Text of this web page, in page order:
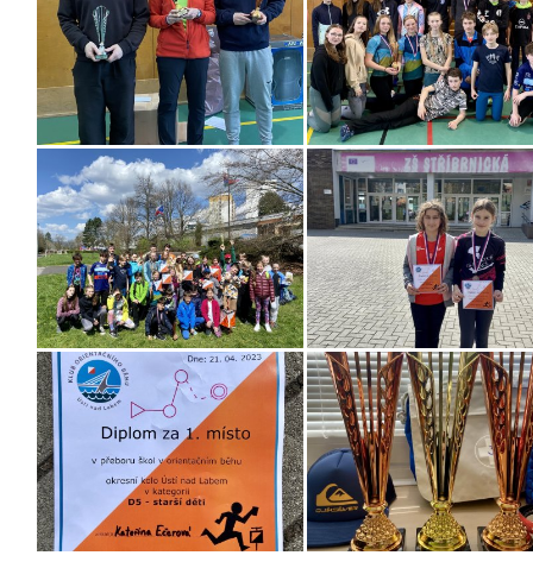
Tagy
sport -orientační běh-okresní kolo